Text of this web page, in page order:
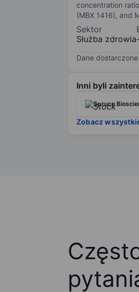
concentration
(MBX 1416), and
Sektor
Służba zdrowia-
Dane
Inni byli
Spruce
Zobacz